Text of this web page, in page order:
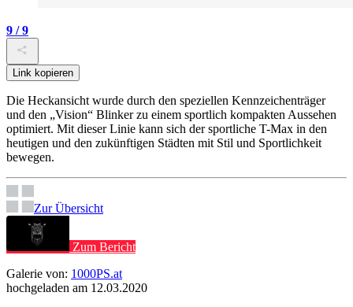
9 / 9
Link kopieren
Die Heckansicht wurde durch den speziellen Kennzeichenträger
und den „Vision“ Blinker zu einem sportlich kompakten Aussehen
optimiert. Mit dieser Linie kann sich der sportliche T-Max in den
heutigen und den zukünftigen Städten mit Stil und Sportlichkeit
bewegen.
Zur Übersicht
Zum Bericht
Galerie von: 1000PS.at
hochgeladen am 12.03.2020